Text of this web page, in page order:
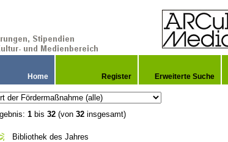
Home Register Erweiterte Suche
1 bis 32 (von 32 insgesamt)
Bibliothek des Jahres